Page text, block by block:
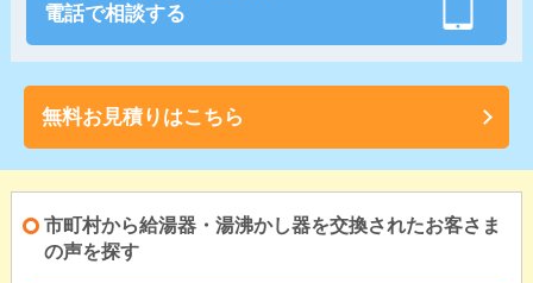
電話で相談する
無料お見積りはこちら
市町村から給湯器・湯沸かし器を交換されたお客さま
の声を探す